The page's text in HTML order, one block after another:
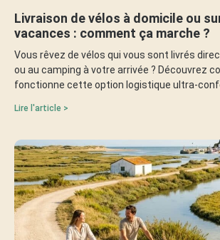
Livraison de vélos à domicile ou
vacances : comment ça marche ?
Vous rêvez de vélos qui vous sont livrés
ou au camping à votre arrivée ? Découvrez
fonctionne cette option logistique ultra-
Lire l'article >